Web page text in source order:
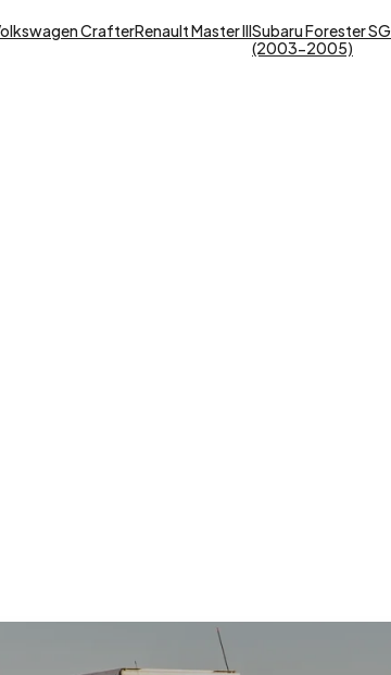
CrafterRenault Master IIISubaru Forester SG
(2003-2005)